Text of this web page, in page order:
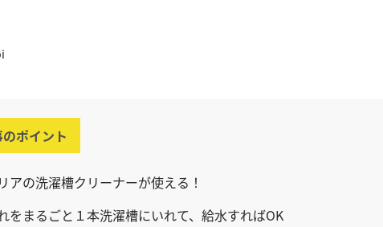
ポイント
アの洗濯槽クリーナーが使える！
をまるごと１本洗濯槽にいれて、給水すればOK